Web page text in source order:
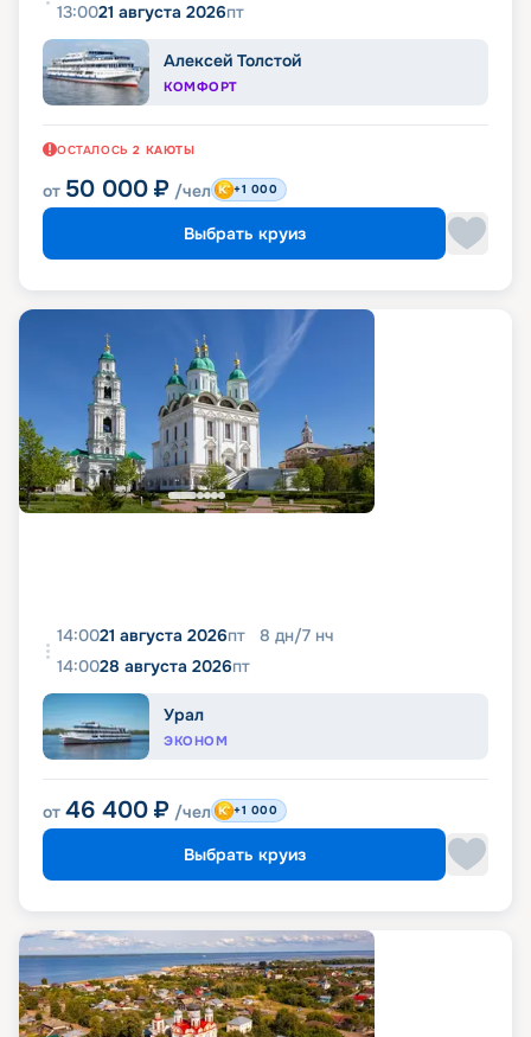
13:0021 августа 2026пт
Алексей Толстой
КОМФОРТ
ОСТАЛОСЬ 2 КАЮТЫ
от 50 000 ₽ /чел +1 000
Выбрать круиз
14:0021 августа 2026пт 8 дн/7 нч
14:0028 августа 2026пт
Урал
ЭКОНОМ
от 46 400 ₽ /чел +1 000
Выбрать круиз